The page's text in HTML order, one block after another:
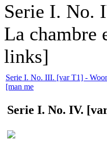
Serie I. No.
La chambre
links]
Serie I. No. III. [var T1] -
[man me
Serie I. No. IV.